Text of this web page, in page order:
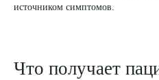
источником симптомов.
Что получает